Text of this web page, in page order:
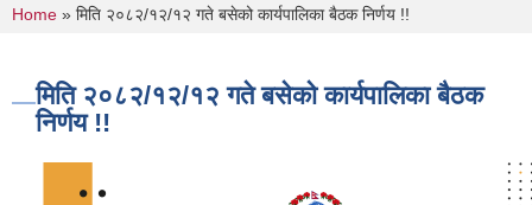
You are here
Home » मिति २०८२/१२/१२ गते बसेको कार्यपालिका बैठक निर्णय !!
मिति २०८२/१२/१२ गते बसेको कार्यपालिका बैठक
निर्णय !!